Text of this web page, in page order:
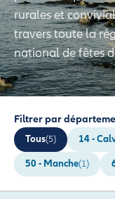
rurales et
travers toute la
national de fêtes
Filtrer par
Tous(5) 14 -
50 - Manche(1)